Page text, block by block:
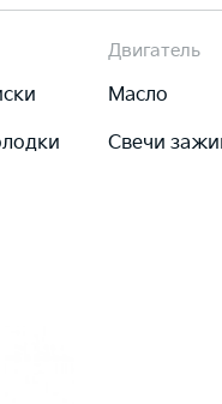
Двигатель
Масло
Свечи